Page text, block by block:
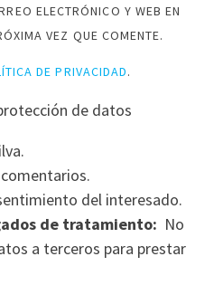
ELECTRÓNICO Y WEB EN
VEZ QUE COMENTE.
DE PRIVACIDAD.
de datos
del interesado.
de tratamiento: No
a terceros para prestar